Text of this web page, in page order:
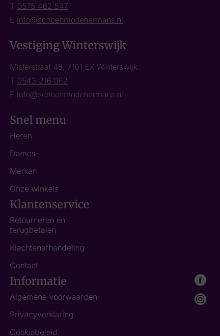
T 0575 462 547
E info@schoenmodehermans.nl
Vestiging Winterswijk
Misterstraat 48, 7101 EX Winterswijk
T 0543 216 062
E info@schoenmodehermans.nl
Snel menu
Heren
Dames
Merken
Onze winkels
Klantenservice
Retourneren en
terugbetalen
Klachtenafhandeling
Contact
Informatie
Algemene voorwaarden
Privacyverklaring
Cookiebeleid